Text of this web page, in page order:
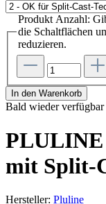
Produkt Anzahl:
die Schaltflächen
reduzieren.
In den Warenkorb
Bald wieder verfügbar
PLULINE
mit Split-
Hersteller: Pluline